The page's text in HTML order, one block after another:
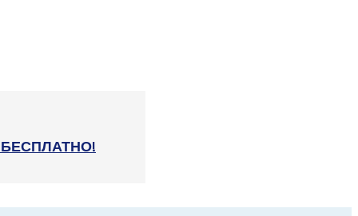
БЕСПЛАТНО!